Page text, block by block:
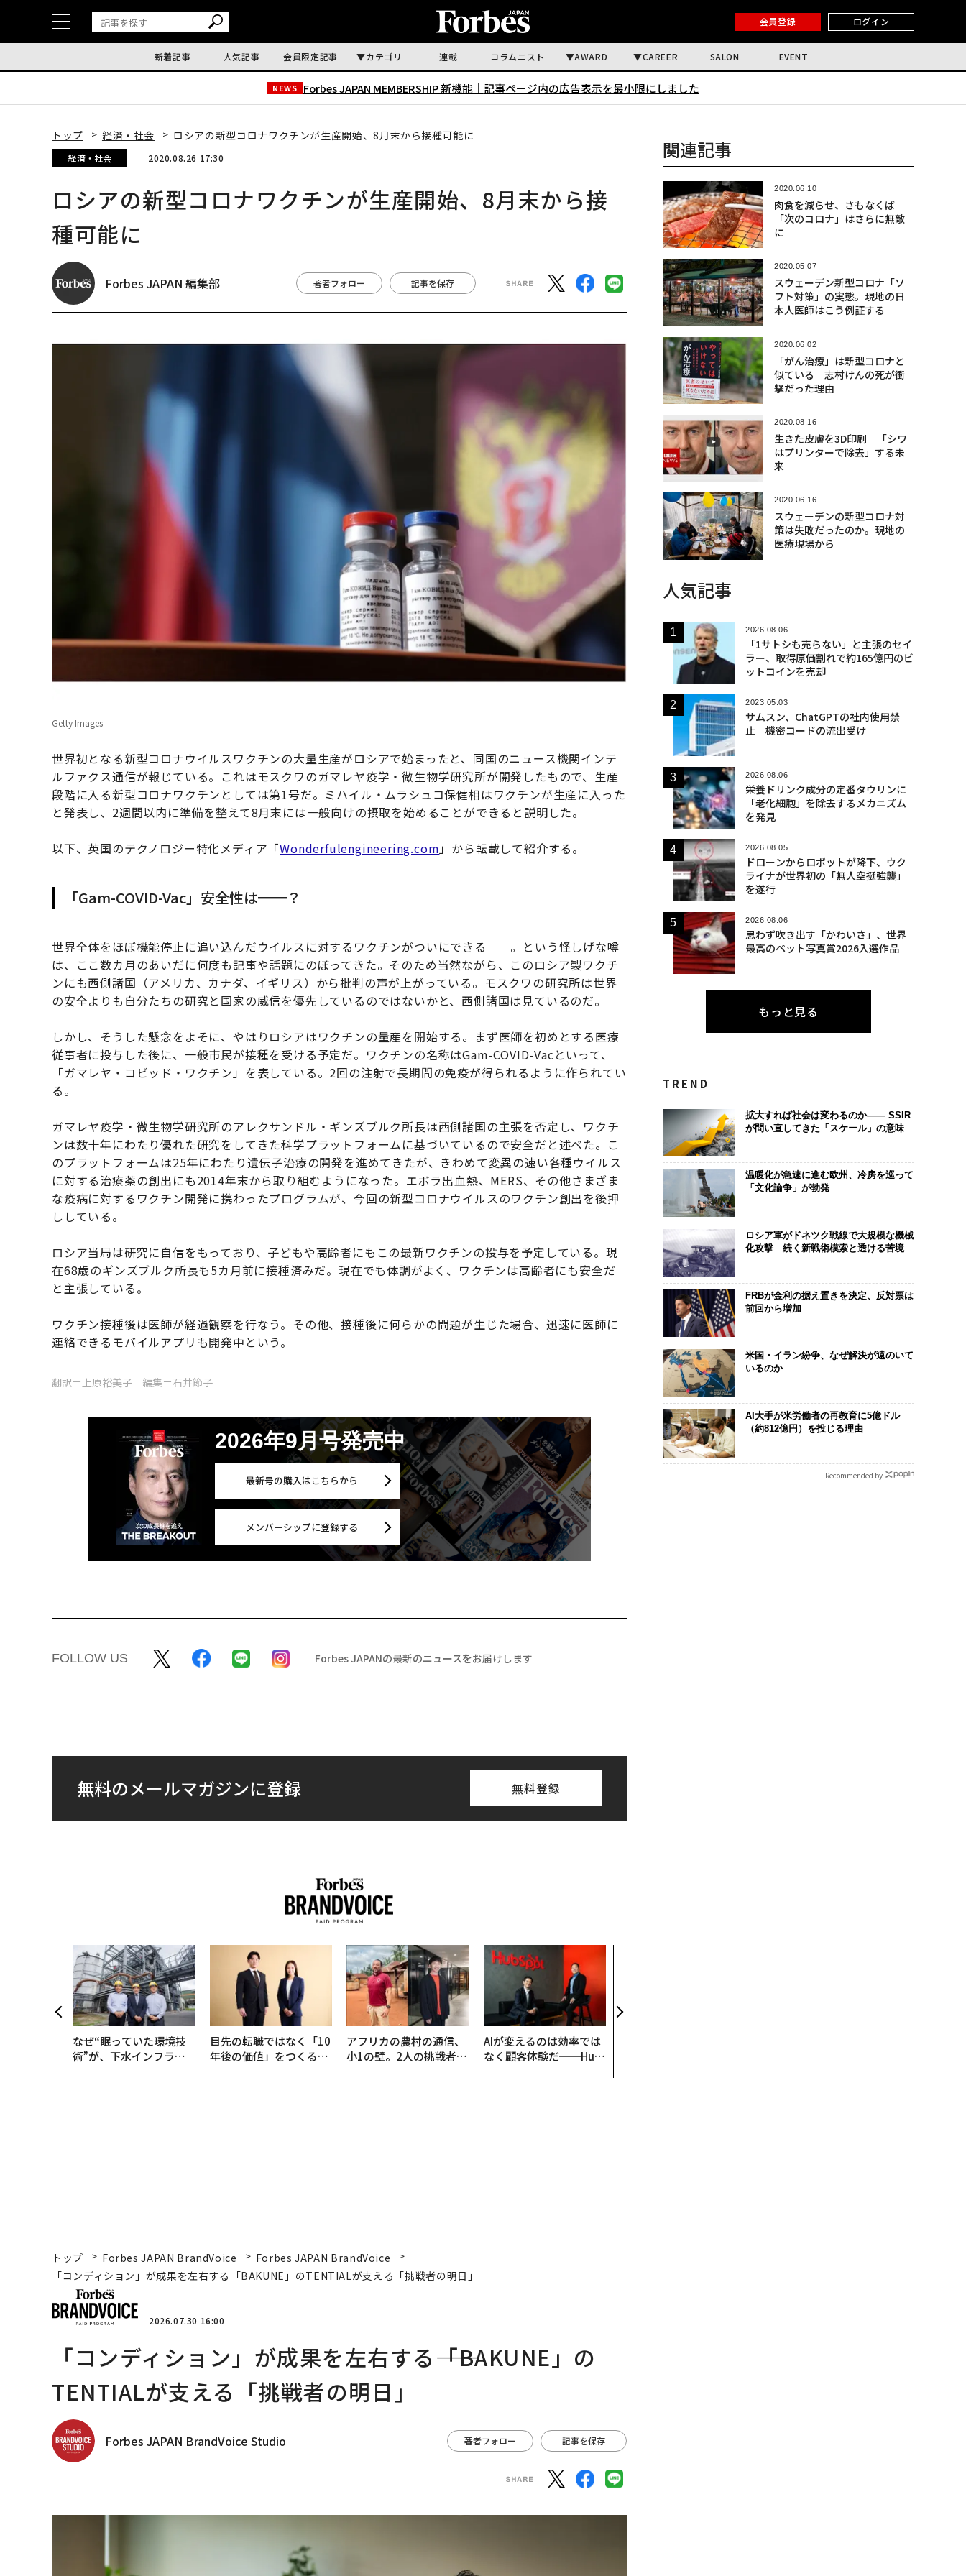
会員登録 ログイン
新着記事 人気記事 会員限定記事 カテゴリ 連載 コラムニスト AWARD CAREER SALON EVENT
NEWS Forbes JAPAN MEMBERSHIP 新機能｜ 記事ページ内の広告表示を最小限にしました
トップ 経済・社会 ロシアの新型コロナワクチンが生産開始、8月末から接種可能に
経済・社会 2020.08.26 17:30
ロシアの新型コロナワクチンが生産開始、8月末から接
種可能に
Forbes JAPAN 編集部 著者フォロー 記事を保存
Getty Images
世界初となる新型コロナウイルスワクチンの大量生産がロシアで始まったと、同国のニュース機関インテ
ルファクス通信が報じている。これはモスクワのガマレヤ疫学・微生物学研究所が開発したもので、生産
段階に入る新型コロナワクチンとしては第1号だ。ミハイル・ムラシュコ保健相はワクチンが生産に入った
と発表し、2週間以内に準備を整えて8月末には一般向けの摂取を始めることができると説明した。
以下、英国のテクノロジー特化メディア「Wonderfulengineering.com」から転載して紹介する。
「Gam-COVID-Vac」安全性は━━？
世界全体をほぼ機能停止に追い込んだウイルスに対するワクチンがついにできる──。という怪しげな噂
は、ここ数カ月のあいだに何度も記事や話題にのぼってきた。そのため当然ながら、このロシア製ワクチ
ンにも西側諸国（アメリカ、カナダ、イギリス）から批判の声が上がっている。モスクワの研究所は世界
の安全よりも自分たちの研究と国家の威信を優先しているのではないかと、西側諸国は見ているのだ。
しかし、そうした懸念をよそに、やはりロシアはワクチンの量産を開始する。まず医師を初めとする医療
従事者に投与した後に、一般市民が接種を受ける予定だ。ワクチンの名称はGam-COVID-Vacといって、
「ガマレヤ・コビッド・ワクチン」を表している。2回の注射で長期間の免疫が得られるように作られてい
る。
ガマレヤ疫学・微生物学研究所のアレクサンドル・ギンズブルク所長は西側諸国の主張を否定し、ワクチ
ンは数十年にわたり優れた研究をしてきた科学プラットフォームに基づいているので安全だと述べた。こ
のプラットフォームは25年にわたり遺伝子治療の開発を進めてきたが、きわめて変異の速い各種ウイルス
に対する治療薬の創出にも2014年末から取り組むようになった。エボラ出血熱、MERS、その他さまざま
な疫病に対するワクチン開発に携わったプログラムが、今回の新型コロナウイルスのワクチン創出を後押
ししている。
ロシア当局は研究に自信をもっており、子どもや高齢者にもこの最新ワクチンの投与を予定している。現
在68歳のギンズブルク所長も5カ月前に接種済みだ。現在でも体調がよく、ワクチンは高齢者にも安全だ
と主張している。
ワクチン接種後は医師が経過観察を行なう。その他、接種後に何らかの問題が生じた場合、迅速に医師に
連絡できるモバイルアプリも開発中という。
翻訳＝上原裕美子 編集＝石井節子
2026年9月号発売中
最新号の購入はこちらから
メンバーシップに登録する
FOLLOW US Forbes JAPANの最新のニュースをお届けします
無料のメールマガジンに登録 無料登録
なぜ“眠っていた環境技
術”が、下水インフラを
目先の転職ではなく「10
年後の価値」をつくる─
アフリカの農村の通信、
小1の壁。2人の挑戦者が
AIが変えるのは効率では
なく顧客体験だ──Hub
年の答え
関連記事
2020.06.10
肉食を減らせ、さもなくば
「次のコロナ」はさらに無敵
に
2020.05.07
スウェーデン新型コロナ「ソ
フト対策」の実態。現地の日
本人医師はこう例証する
2020.06.02
「がん治療」は新型コロナと
似ている 志村けんの死が衝
撃だった理由
2020.08.16
生きた皮膚を3D印刷 「シワ
はプリンターで除去」する未
来
2020.06.16
スウェーデンの新型コロナ対
策は失敗だったのか。現地の
医療現場から
人気記事
2026.08.06
「1サトシも売らない」と主張のセイ
ラー、取得原価割れで約165億円のビ
ットコインを売却
2023.05.03
サムスン、ChatGPTの社内使用禁
止 機密コードの流出受け
2026.08.06
栄養ドリンク成分の定番タウリンに
「老化細胞」を除去するメカニズム
を発見
2026.08.05
ドローンからロボットが降下、ウク
ライナが世界初の「無人空挺強襲」
を遂行
2026.08.06
思わず吹き出す「かわいさ」、世界
最高のペット写真賞2026入選作品
もっと見る
TREND
拡大すれば社会は変わるのか—— SSIR
が問い直してきた「スケール」の意味
温暖化が急速に進む欧州、冷房を巡って
「文化論争」が勃発
ロシア軍がドネツク戦線で大規模な機械
化攻撃 続く新戦術模索と透ける苦境
FRBが金利の据え置きを決定、反対票は
前回から増加
米国・イラン紛争、なぜ解決が遠のいて
いるのか
AI大手が米労働者の再教育に5億ドル
（約812億円）を投じる理由
Recommended by
トップ Forbes JAPAN BrandVoice
Forbes JAPAN BrandVoice
「コンディション」が成果を左右する――「BAKUNE」のTENTIALが支える「挑戦者の明日」
2026.07.30 16:00
「コンディション」が成果を左右する――「BAKUNE」の
TENTIALが支える「挑戦者の明日」
Forbes JAPAN BrandVoice Studio 著者フォロー 記事を保存